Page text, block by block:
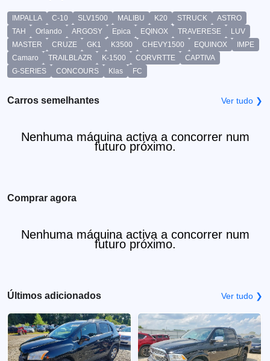
IMPALLA C-10 SLV1500 MALIBU K20 STRUCK
ASTRO
TAH
Orlando ARGOSY Epica EQINOX TRAVERESE
LUV
MASTER
CRUZE GK1 K3500 CHEVY1500 EQUINOX
IMPE
Camaro
TRAILBLAZR K-1500 CORVRTTE
CAPTIVA
G-SERIES
CONCOURS Klas FC
Carros semelhantes Ver tudo ❯
Nenhuma máquina activa a concorrer num
futuro próximo.
Comprar agora
Nenhuma máquina activa a concorrer num
futuro próximo.
Últimos adicionados Ver tudo ❯